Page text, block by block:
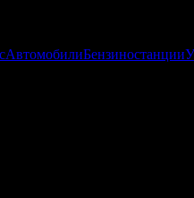
АвтомобилиБензиностанции